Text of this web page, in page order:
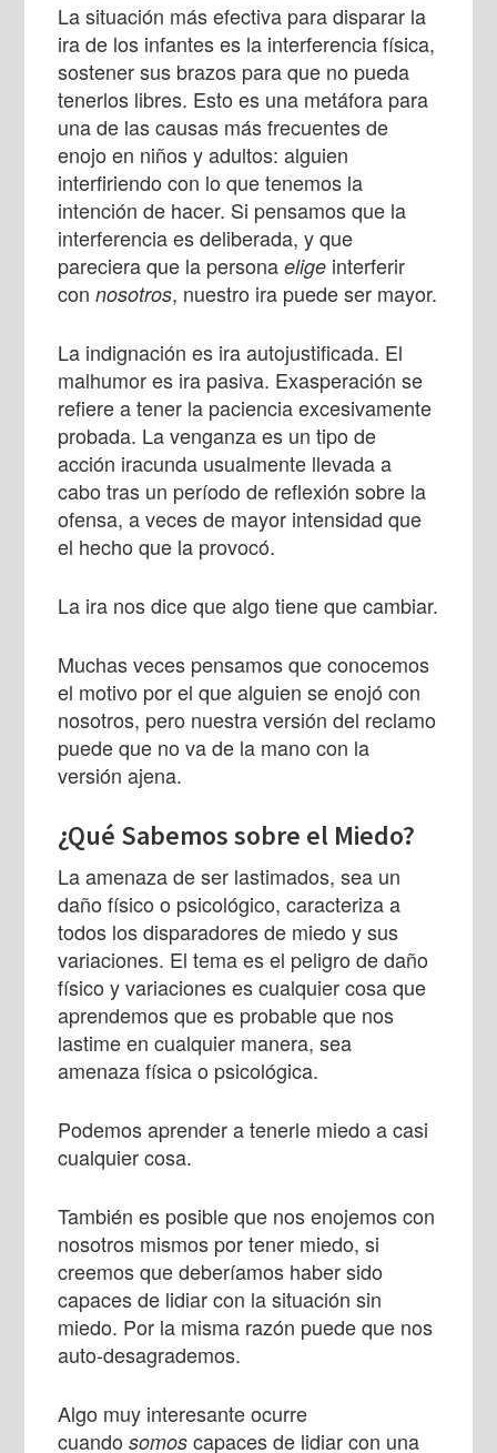
La situación más efectiva para disparar la
ira de los infantes es la interferencia física,
sostener sus brazos para que no pueda
tenerlos libres. Esto es una metáfora para
una de las causas más frecuentes de
enojo en niños y adultos: alguien
interfiriendo con lo que tenemos la
intención de hacer. Si pensamos que la
interferencia es deliberada, y que
pareciera que la personaelige interferir
connosotros, nuestro ira puede ser mayor.
La indignación es ira autojustificada. El
malhumor es ira pasiva. Exasperación se
refiere a tener la paciencia excesivamente
probada. La venganza es un tipo de
acción iracunda usualmente llevada a
cabo tras un período de reflexión sobre la
ofensa, a veces de mayor intensidad que
el hecho que la provocó.
La ira nos dice que algo tiene que cambiar.
Muchas veces pensamos que conocemos
el motivo por el que alguien se enojó con
nosotros, pero nuestra versión del reclamo
puede que no va de la mano con la
versión ajena.
¿Qué Sabemos sobre el Miedo?
La amenaza de ser lastimados, sea un
daño físico o psicológico, caracteriza a
todos los disparadores de miedo y sus
variaciones. El tema es el peligro de daño
físico y variaciones es cualquier cosa que
aprendemos que es probable que nos
lastime en cualquier manera, sea
amenaza física o psicológica.
Podemos aprender a tenerle miedo a casi
cualquier cosa.
También es posible que nos enojemos con
nosotros mismos por tener miedo, si
creemos que deberíamos haber sido
capaces de lidiar con la situación sin
miedo. Por la misma razón puede que nos
auto-desagrademos.
Algo muy interesante ocurre
cuandosomos capaces de lidiar con una